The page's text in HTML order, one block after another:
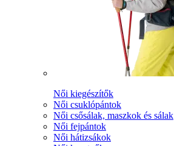
Női kiegészítők
Női csuklópántok
Női csősálak, maszkok és sálak
Női fejpántok
Női hátizsákok